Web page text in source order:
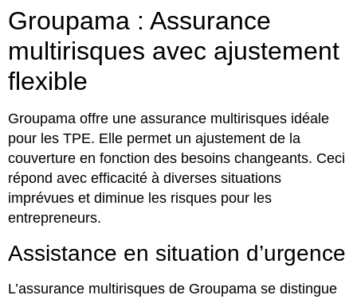
Groupama : Assurance
multirisques avec ajustement
flexible
Groupama offre une assurance multirisques idéale
pour les TPE. Elle permet un ajustement de la
couverture en fonction des besoins changeants. Ceci
répond avec efficacité à diverses situations
imprévues et diminue les risques pour les
entrepreneurs.
Assistance en situation d’urgence
L’assurance multirisques de Groupama se distingue